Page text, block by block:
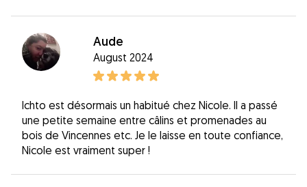
Aude
August 2024
Ichto est désormais un habitué chez Nicole. Il a passé
une petite semaine entre câlins et promenades au
bois de Vincennes etc. Je le laisse en toute confiance,
Nicole est vraiment super !